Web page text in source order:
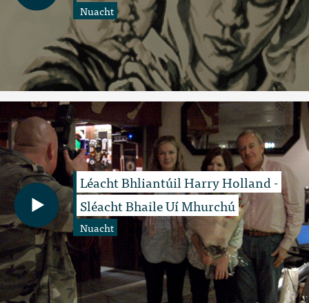
Nuacht
Léacht Bhliantúil Harry Holland -
Sléacht Bhaile Uí Mhurchú
Nuacht